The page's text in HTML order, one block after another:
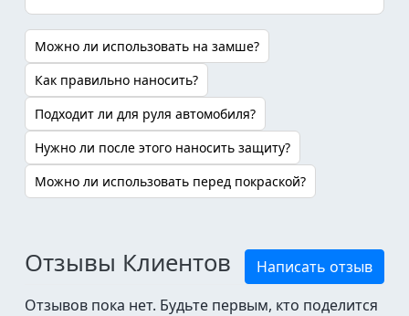
Можно ли использовать на замше?
Как правильно наносить?
Подходит ли для руля автомобиля?
Нужно ли после этого наносить защиту?
Можно ли использовать перед покраской?
Отзывы Клиентов
Написать отзыв
Отзывов пока нет. Будьте первым, кто поделится